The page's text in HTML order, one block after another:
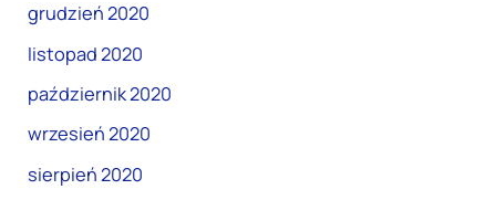
grudzień 2020
listopad 2020
październik 2020
wrzesień 2020
sierpień 2020